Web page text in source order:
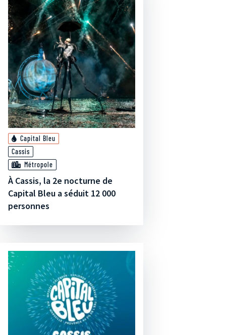
Capital Bleu
Cassis
Métropole
À Cassis, la 2e nocturne de
Capital Bleu a séduit 12 000
personnes